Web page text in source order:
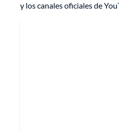
y los canales oficiales de